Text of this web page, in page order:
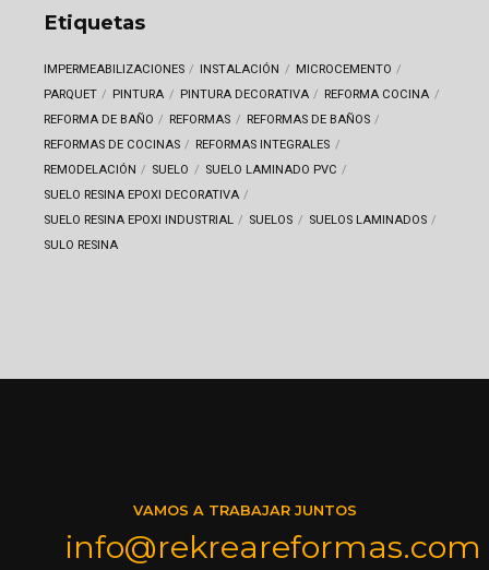
Etiquetas
IMPERMEABILIZACIONES INSTALACIÓN
MICROCEMENTO
PARQUET
PINTURA PINTURA DECORATIVA
REFORMA COCINA
REFORMA DE BAÑO
REFORMAS
REFORMAS DE BAÑOS
REFORMAS DE COCINAS
REFORMAS INTEGRALES
REMODELACIÓN
SUELO
SUELO LAMINADO PVC
SUELO RESINA EPOXI DECORATIVA
SUELO RESINA EPOXI INDUSTRIAL
SUELOS
SUELOS LAMINADOS
SULO RESINA
VAMOS A TRABAJAR JUNTOS
info@rekreareformas.com